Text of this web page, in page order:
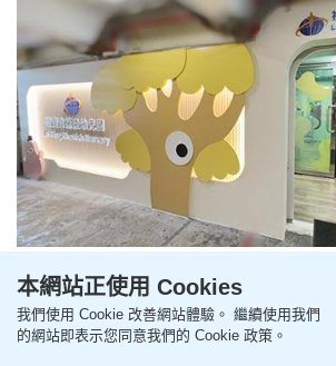
禮賢會荔景幼兒園（圖片來源：禮賢
34校網4所「世襲超收額」
本網站正使用 Cookies
我們使用 Cookie 改善網站體驗。 繼續使用我們
的網站即表示您同意我們的 Cookie 政策。